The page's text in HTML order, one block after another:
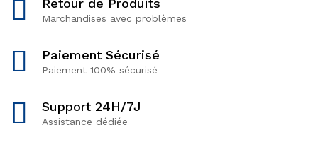
Marchandises avec problèmes
Paiement Sécurisé
Paiement 100% sécurisé
Support 24H/7J
Assistance dédiée